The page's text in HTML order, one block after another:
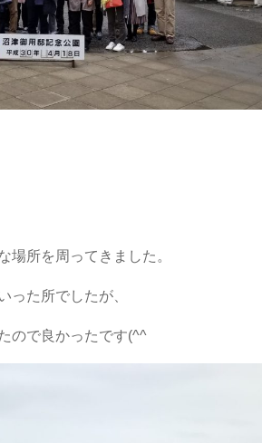
場所を周ってきました。
った所でしたが、
ので良かったです(^^ゞ